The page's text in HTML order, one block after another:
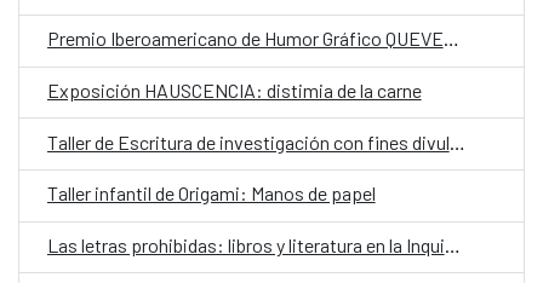
Premio Iberoamericano de Humor Gráfico QUEVEDOS
Exposición HAUSCENCIA: distimia de la carne
Taller infantil de Origami: Manos de papel
Las letras prohibidas: libros y literatura en la Inquisición centroamericana de los siglos XVII y XVIII